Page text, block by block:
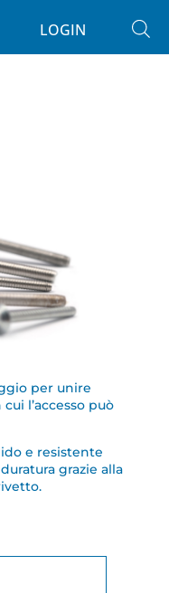
LOGIN
per unire
l’accesso può
e resistente
grazie alla